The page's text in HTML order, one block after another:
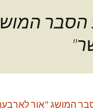
הסבר
המושג "אור